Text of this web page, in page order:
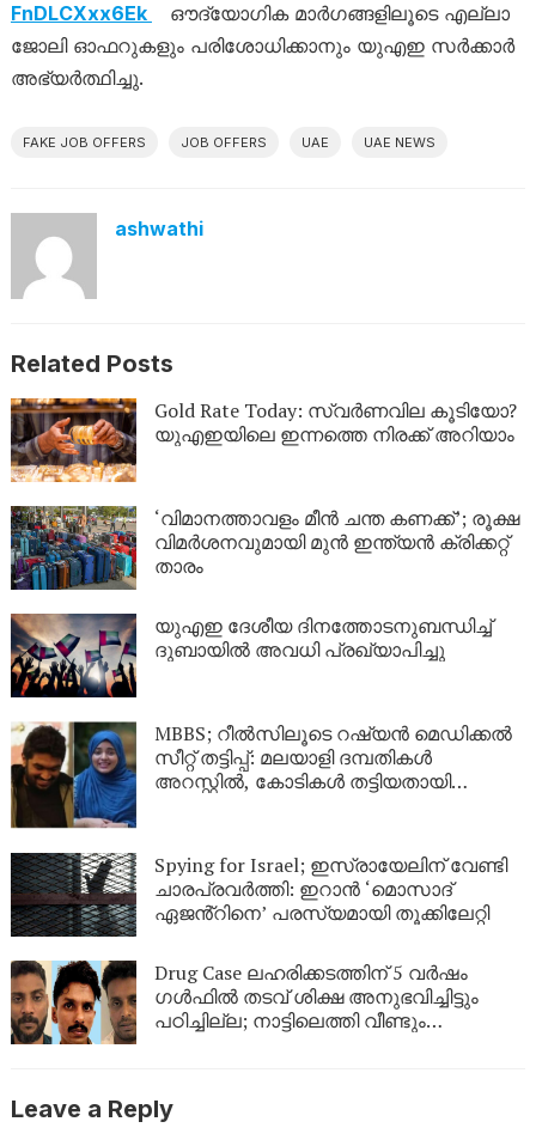
FnDLCXxx6Ek
ഔദ്യോഗിക മാർഗങ്ങളിലൂടെ എല്ലാ
ജോലി ഓഫറുകളും പരിശോധിക്കാനും യുഎഇ സർക്കാർ
അഭ്യർത്ഥിച്ചു.
FAKE JOB OFFERS JOB OFFERS UAE UAE NEWS
ashwathi
Related Posts
Gold Rate Today: സ്വര്‍ണവില കൂടിയോ?
യുഎഇയിലെ ഇന്നത്തെ നിരക്ക് അറിയാം
‘വിമാനത്താവളം മീന്‍ ചന്ത കണക്ക്’; രൂക്ഷ
വിമര്‍ശനവുമായി മുന്‍ ഇന്ത്യന്‍ ക്രിക്കറ്റ്
താരം
യുഎഇ ദേശീയ ദിനത്തോടനുബന്ധിച്ച്
ദുബായിൽ അവധി പ്രഖ്യാപിച്ചു
MBBS; റീൽസിലൂടെ റഷ്യൻ മെഡിക്കൽ
സീറ്റ് തട്ടിപ്പ്: മലയാളി ദമ്പതികൾ
അറസ്റ്റിൽ, കോടികൾ തട്ടിയതായി
Spying for Israel; ഇസ്രായേലിന് വേണ്ടി
ചാരപ്രവർത്തി: ഇറാൻ ‘മൊസാദ്
ഏജൻ്റിനെ’ പരസ്യമായി തൂക്കിലേറ്റി
Drug Case ലഹരിക്കടത്തിന് 5 വർഷം
ഗൾഫിൽ തടവ് ശിക്ഷ അനുഭവിച്ചിട്ടും
പഠിച്ചില്ല; നാട്ടിലെത്തി വീണ്ടും
Leave a Reply